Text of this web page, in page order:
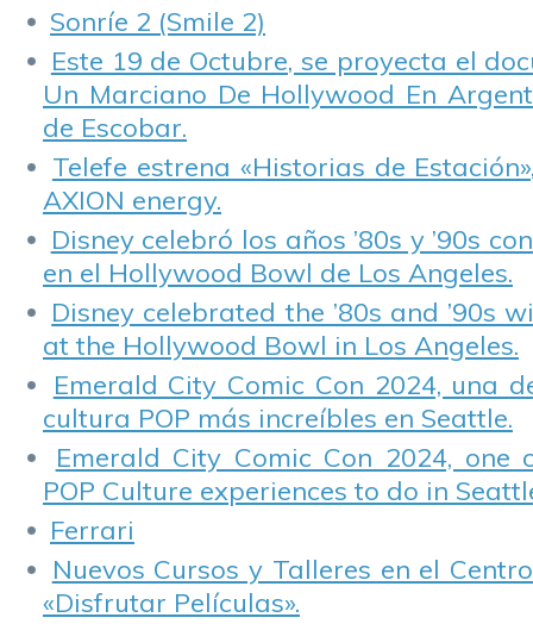
Sonríe 2 (Smile 2)
Este 19 de Octubre, se proyecta el
Un Marciano De Hollywood En
de Escobar.
Telefe estrena «Historias de
AXION energy.
Disney celebró los años ’80s y ’90s
en el Hollywood Bowl de Los Angeles.
Disney celebrated the ’80s and ’90s
at the Hollywood Bowl in Los Angeles.
Emerald City Comic Con 2024, una
cultura POP más increíbles en Seattle.
Emerald City Comic Con 2024,
POP Culture experiences to do in
Ferrari
Nuevos Cursos y Talleres en el
«Disfrutar Películas».